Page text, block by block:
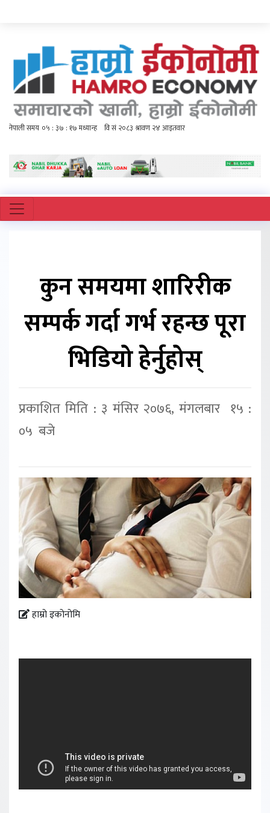
कुन समयमा शारिरीक
सम्पर्क गर्दा गर्भ रहन्छ पूरा
भिडियो हेर्नुहोस्
प्रकाशित मिति : ३ मंसिर २०७६, मंगलबार १५ :
०५ बजे
हाम्रो इकोनोमि